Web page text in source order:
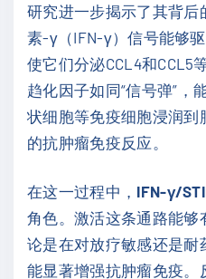
研究进一步揭示了其背
素-γ（IFN-γ）信号能够
使它们分泌CCL4和CCL5
趋化因子如同“信号弹”，
状细胞等免疫细胞浸润到
的抗肿瘤免疫反应。
在这一过程中， IFN-γ/
角色。激活这条通路能
论是在对放疗敏感还是
能显著增强抗肿瘤免疫。